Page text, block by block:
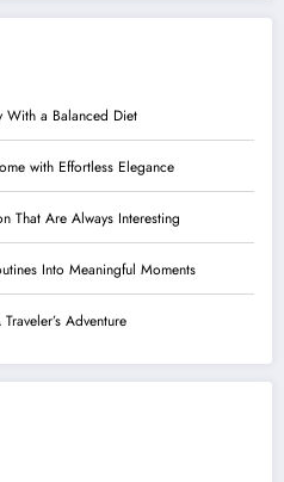
With a Balanced Diet
with Effortless Elegance
That Are Always Interesting
Into Meaningful Moments
Adventure